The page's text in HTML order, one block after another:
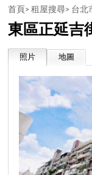
首頁> 租屋搜尋> 台北
東區正延吉
照片 地圖